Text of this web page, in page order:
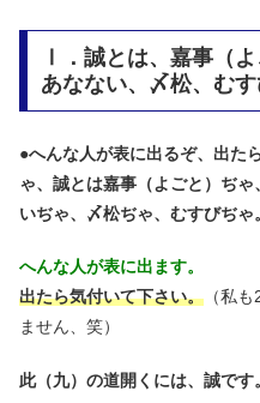
Ⅰ．誠とは、嘉事（
あなない、〆松、むす
●へんな人が表に出るぞ、出た
ゃ、誠とは嘉事（よごと）ぢ
いぢゃ、〆松ぢゃ、むすびぢゃ。
へんな人が表に出ます。
出たら気付いて下さい。 （私
ません、笑）
此（九）の道開くには、誠です。